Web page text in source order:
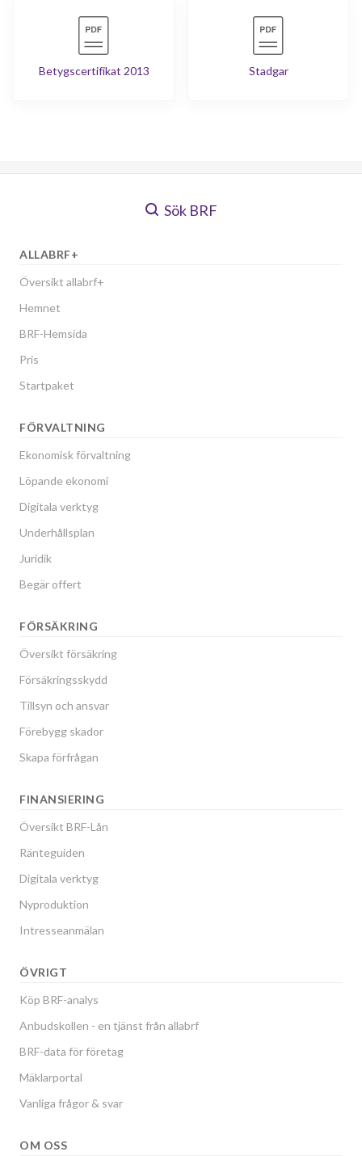
Betygscertifikat 2013 Stadgar
Sök BRF
ALLABRF+
Översikt allabrf+
Hemnet
BRF-Hemsida
Pris
Startpaket
FÖRVALTNING
Ekonomisk förvaltning
Löpande ekonomi
Digitala verktyg
Underhållsplan
Juridik
Begär offert
FÖRSÄKRING
Översikt försäkring
Försäkringsskydd
Tillsyn och ansvar
Förebygg skador
Skapa förfrågan
FINANSIERING
Översikt BRF-Lån
Ränteguiden
Digitala verktyg
Nyproduktion
Intresseanmälan
ÖVRIGT
Köp BRF-analys
Anbudskollen - en tjänst från allabrf
BRF-data för företag
Mäklarportal
Vanliga frågor & svar
OM OSS